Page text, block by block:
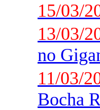
15/03/
13/03/
no
11/03/
Bocha